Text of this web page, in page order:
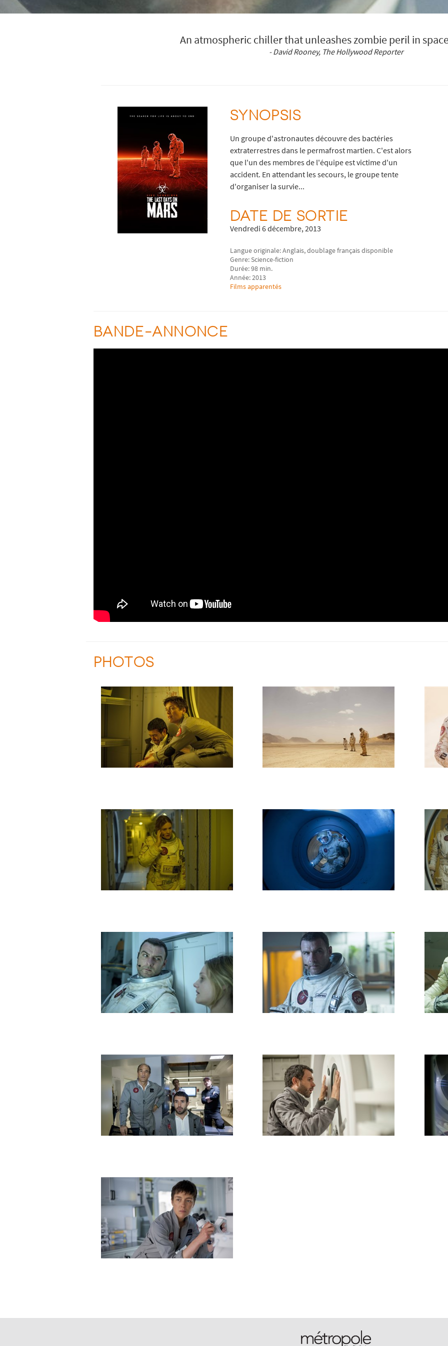
An atmospheric chiller that unleashes zombie peril in
- David Rooney, The Hollywood Reporter
SYNOPSIS
Un groupe d'astronautes découvre des bactéries
extraterrestres dans le permafrost martien. C'est alors
que l'un des membres de l'équipe est victime d'un
accident. En attendant les secours, le groupe tente
d'organiser la survie...
DATE DE SORTIE
Vendredi 6 décembre, 2013
Langue originale: Anglais, doublage français disponible
Genre: Science-fiction
Durée: 98 min.
Année: 2013
Films apparentés
BANDE-ANNONCE
PHOTOS